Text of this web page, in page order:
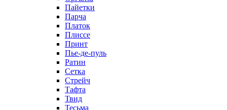
Пайетки
Парча
Платок
Плиссе
Принт
Пье-де-пуль
Ратин
Сетка
Стрейч
Тафта
Твид
Тесьма